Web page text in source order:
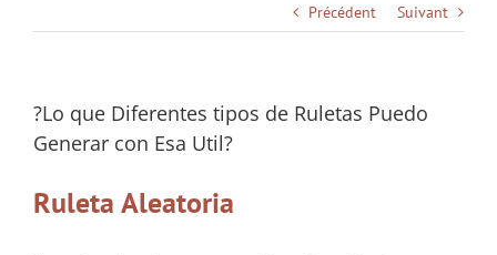
Précédent Suivant
?Lo que Diferentes tipos de Ruletas Puedo
Generar con Esa Util?
Ruleta Aleatoria